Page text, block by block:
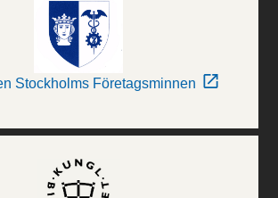
Stockholms Företagsminnen